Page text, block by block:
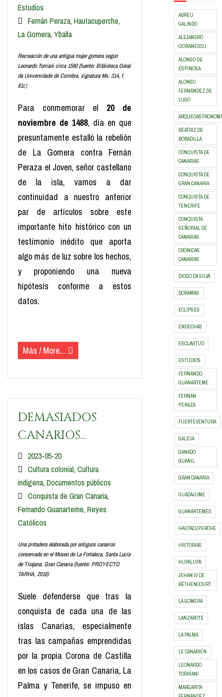
Estudios
Fernán Peraza,Hautacuperche,
La Gomera,Yballa
Recreación de una antigua mujer gomera según
Leonardo Torriani circa 1590 (fuente: Biblioteca Geral
da Universidade de Coimbra, signatura Ms. 314, f.
81r.)
Para conmemorar el 20 de
noviembre de 1488, día en que
presuntamente estalló la rebelión
de La Gomera contra Fernán
Peraza el Joven, señor castellano
de la isla, vamos a dar
continuidad a nuestro anterior
par de artículos sobre este
importante hito histórico con un
testimonio inédito que aporta
algo más de luz sobre los hechos,
y proponiendo una nueva
hipótesis conforme a estos
datos.
Más / More...
DEMASIADOS
CANARIOS...
2023-05-20
Cultura colonial,Cultura
indígena,Documentos públicos
Conquista de Gran Canaria,
Fernando Guanarteme,Reyes
Católicos
Una pintadera elaborada por antiguos canarios
conservada en el Museo de La Fortaleza, Santa Lucía
de Tirajana, Gran Canaria (fuente: PROYECTO
TARHA, 2016)
Suele defenderse que tras la
conquista de cada una de las
islas Canarias, especialmente
tras las campañas emprendidas
por la propia Corona de Castilla
en los casos de Gran Canaria, La
Palma y Tenerife, se impuso en
ABREU
GALINDO
ALEJANDRO
CIORANESCU
ALONSO DE
ESPINOSA
ALONSO
FERNÁNDEZ DE
LUGO
BEATRIZ DE
BOBADILLA
CONQUISTA DE
CANARIAS
CONQUISTA DE
GRAN CANARIA
CONQUISTA DE
TENERIFE
CONQUISTA
SEÑORIAL DE
CANARIAS
CRÓNICAS
CANARIAS
DIOGO DA SILVA
DORAMAS
ECLIPSES
ENDECHAS
ESCLAVITUD
ESTUDIOS
FERNANDO
GUANARTEME
FERNÁN
PERAZA
FUERTEVENTURA
GALICIA
GANADO
GUANIL
GRAN CANARIA
GUADAJUME
GUANARTEMES
HAUTACUPERCHE
HISTORIAS
HUPALUPA
JEHAN IV DE
BÉTHENCOURT
LA GOMERA
LANZAROTE
LA PALMA
LE CANARIEN
LEONARDO
TORRIANI
MARGARITA